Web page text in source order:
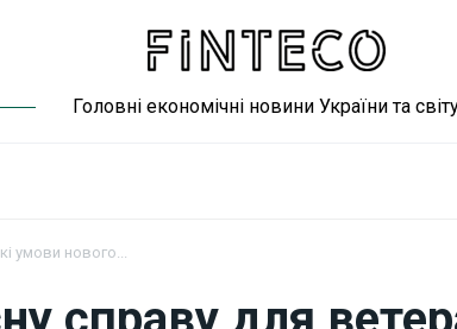
Головні економічні новини України та
умови нового...